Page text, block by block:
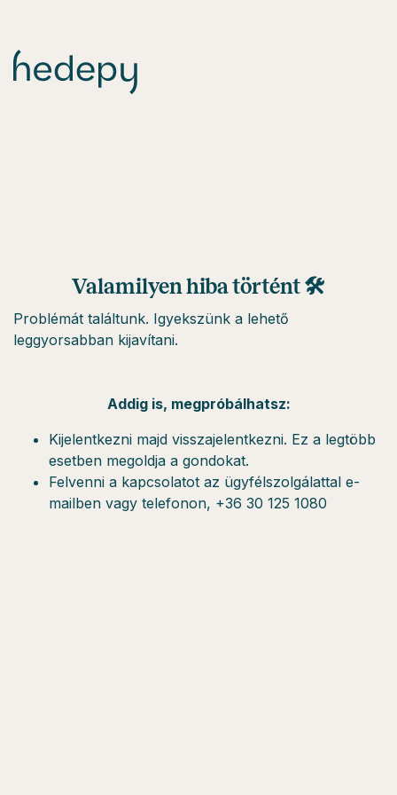
Valamilyen hiba történt 🛠
Problémát találtunk. Igyekszünk a lehető
leggyorsabban kijavítani.
Addig is, megpróbálhatsz:
Kijelentkezni majd visszajelentkezni. Ez a legtöbb
esetben megoldja a gondokat.
Felvenni a kapcsolatot az ügyfélszolgálattal e-
mailben vagy telefonon, +36 30 125 1080